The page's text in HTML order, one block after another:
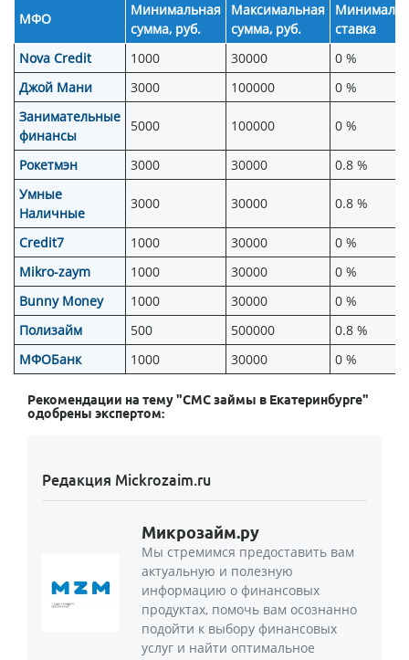
МФО
Минимальная
сумма, руб.
Максимальная
сумма, руб.
ставка
Nova Credit
1000 30000
0 %
Джой Мани
3000 100000
0 %
Занимательные
финансы
5000 100000 0 %
Рокетмэн 3000 30000
0.8 %
Умные
Наличные
3000 30000 0.8 %
Credit7 1000 30000
0 %
Mikro-zaym
1000 30000
0 %
Bunny Money
1000 30000
0 %
Полизайм
500 500000
0.8 %
МФОБанк
1000 30000 0 %
Рекомендации на тему "СМС займы в Екатеринбурге"
одобрены экспертом:
Редакция Mickrozaim.ru
Микрозайм.ру
Мы стремимся предоставить вам
актуальную и полезную
информацию о финансовых
продуктах, помочь вам осознанно
подойти к выбору финансовых
услуг и найти оптимальное